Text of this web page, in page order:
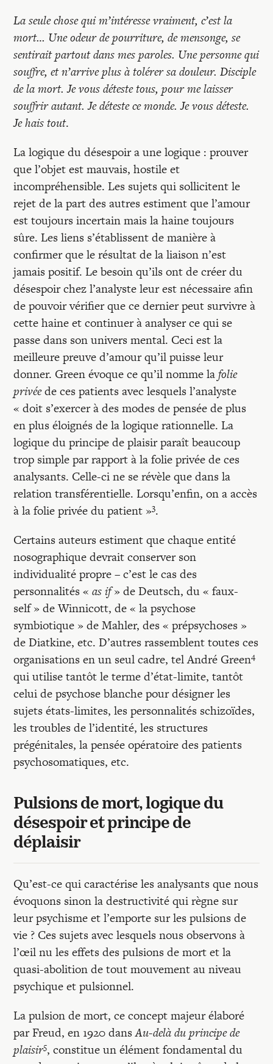
La seule chose qui m’intéresse vraiment, c’est la
mort… Une odeur de pourriture, de mensonge, se
sentirait partout dans mes paroles. Une personne qui
souffre, et n’arrive plus à tolérer sa douleur. Disciple
de la mort. Je vous déteste tous, pour me laisser
souffrir autant. Je déteste ce monde. Je vous déteste.
Je hais tout.
La logique du désespoir a une logique : prouver
que l’objet est mauvais, hostile et
incompréhensible. Les sujets qui sollicitent le
rejet de la part des autres estiment que l’amour
est toujours incertain mais la haine toujours
sûre. Les liens s’établissent de manière à
confirmer que le résultat de la liaison n’est
jamais positif. Le besoin qu’ils ont de créer du
désespoir chez l’analyste leur est nécessaire afin
de pouvoir vérifier que ce dernier peut survivre à
cette haine et continuer à analyser ce qui se
passe dans son univers mental. Ceci est la
meilleure preuve d’amour qu’il puisse leur
donner. Green évoque ce qu’il nomme lafolie
privéede ces patients avec lesquels l’analyste
« doit s’exercer à des modes de pensée de plus
en plus éloignés de la logique rationnelle. La
logique du principe de plaisir paraît beaucoup
trop simple par rapport à la folie privée de ces
analysants. Celle-ci ne se révèle que dans la
relation transférentielle. Lorsqu’enfin, on a accès
à la folie privée du patient »3.
Certains auteurs estiment que chaque entité
nosographique devrait conserver son
individualité propre – c’est le cas des
personnalités «as if» de Deutsch, du « faux-
self » de Winnicott, de « la psychose
symbiotique » de Mahler, des « prépsychoses »
de Diatkine, etc. D’autres rassemblent toutes ces
organisations en un seul cadre, tel André Green4
qui utilise tantôt le terme d’état-limite, tantôt
celui de psychose blanche pour désigner les
sujets états-limites, les personnalités schizoïdes,
les troubles de l’identité, les structures
prégénitales, la pensée opératoire des patients
psychosomatiques, etc.
Pulsions de mort, logique du
désespoir et principe de
déplaisir
Qu’est-ce qui caractérise les analysants que nous
évoquons sinon la destructivité qui règne sur
leur psychisme et l’emporte sur les pulsions de
vie ? Ces sujets avec lesquels nous observons à
l’œil nu les effets des pulsions de mort et la
quasi-abolition de tout mouvement au niveau
psychique et pulsionnel.
La pulsion de mort, ce concept majeur élaboré
par Freud, en 1920 dansAu-delà du principe de
plaisir5, constitue un élément fondamental du